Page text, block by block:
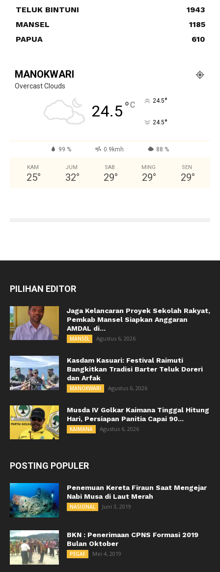
TELUK BINTUNI
1943
MANSEL
1185
PAPUA
610
MANOKWARI
Overcast Clouds
24.5°C 24.5°
24.5°
99 % 0.9kmh 88 %
KAM
25°
JUM
32°
SAB
29°
MING
29°
SEN
29°
PILIHAN EDITOR
Jaga Kelancaran Proyek Sekolah Rakyat,
Pemkab Mansel Siapkan Anggaran
AMDAL di...
MANSEL Agustus 6, 2026
Kasdam Kasuari: Festival Raimuti
Bangkitkan Tradisi Barter Teluk Doreri
dan Arfak
MANOKWARI Agustus 6, 2026
Musda IV Golkar Kaimana Tinggal Hitung
Hari, Persiapan Panitia Capai 90...
KAIMANA Agustus 6, 2026
POSTING POPULER
Penemuan Kereta Firaun Saat Mengejar
Nabi Musa di Laut Merah
NASIONAL Juni 3, 2019
BKN : Penerimaan CPNS Formasi 2019
Bulan Oktober
PEGAF Mei 4, 2019